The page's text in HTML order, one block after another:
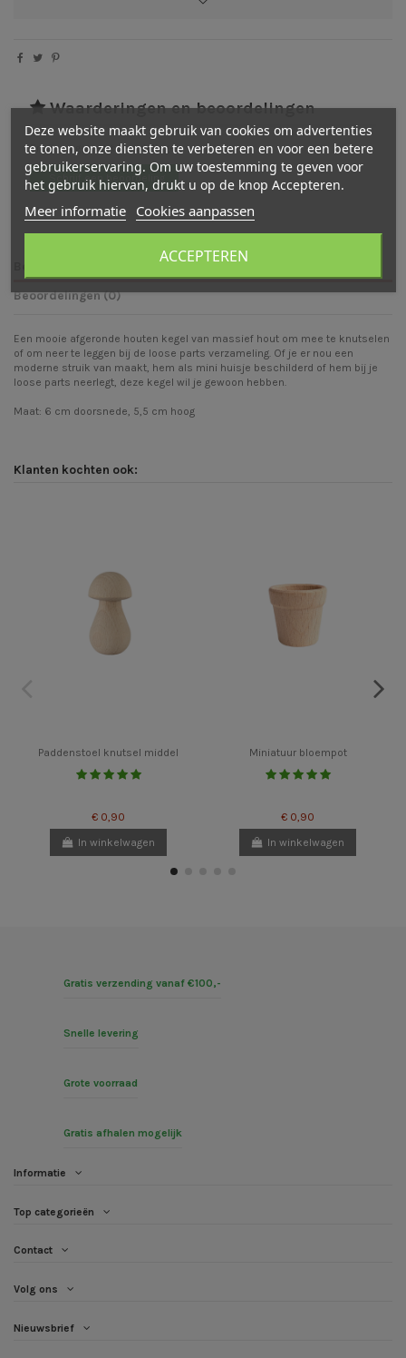
Waarderingen en beoordelingen
Er zijn nog geen beoordelingen
Schrijf een beoordeling
Beoordelingen (0)
Een mooie afgeronde houten kegel van massief hout om mee te knutselen
of om neer te leggen bij de loose parts verzameling. Of je er nou een
moderne struik van maakt, hem als mini huisje beschilderd of hem bij je
loose parts neerlegt, deze kegel wil je gewoon hebben.
Maat: 6 cm doorsnede, 5,5 cm hoog
Klanten kochten ook:
Paddenstoel knutsel middel
€ 0,90
In winkelwagen
Miniatuur bloempot
€ 0,90
In winkelwagen
Gratis verzending vanaf €100,-
Snelle levering
Grote voorraad
Gratis afhalen mogelijk
Informatie
Top categorieën
Contact
Deze website maakt gebruik van cookies om advertenties
te tonen, onze diensten te verbeteren en voor een betere
gebruikerservaring. Om uw toestemming te geven voor
het gebruik hiervan, drukt u op de knop Accepteren.
Meer informatie Cookies aanpassen
ACCEPTEREN
Volg ons
Nieuwsbrief